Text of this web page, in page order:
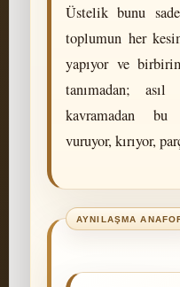
Üstelik bunu
toplumun her
yapıyor ve
tanımadan;
kavramadan bu
vuruyor, kırıyor,